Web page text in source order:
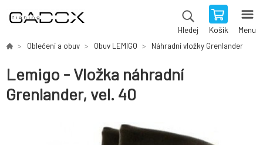
Hledej Košík Menu
Oblečení a obuv Obuv LEMIGO Náhradní vložky Grenlander
Lemigo - Vložka náhradní
Grenlander, vel. 40